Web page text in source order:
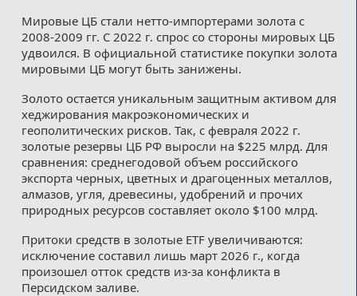
Мировые ЦБ стали нетто-импортерами золота с
2008-2009 гг. С 2022 г. спрос со стороны мировых ЦБ
удвоился. В официальной статистике покупки золота
мировыми ЦБ могут быть занижены.
Золото остается уникальным защитным активом для
хеджирования макроэкономических и
геополитических рисков. Так, с февраля 2022 г.
золотые резервы ЦБ РФ выросли на $225 млрд. Для
сравнения: среднегодовой объем российского
экспорта черных, цветных и драгоценных металлов,
алмазов, угля, древесины, удобрений и прочих
природных ресурсов составляет около $100 млрд.
Притоки средств в золотые ETF увеличиваются:
исключение составил лишь март 2026 г., когда
произошел отток средств из-за конфликта в
Персидском заливе.